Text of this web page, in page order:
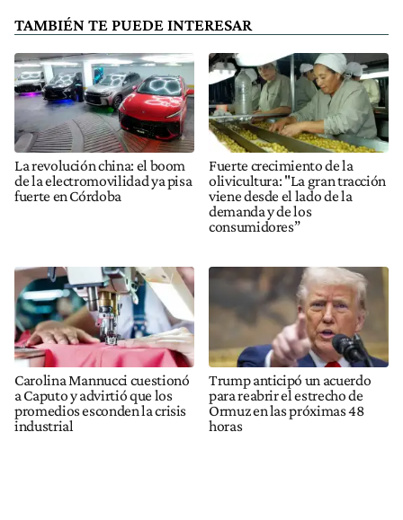
TAMBIÉN TE PUEDE INTERESAR
La revolución china: el boom
de la electromovilidad ya pisa
fuerte en Córdoba
Fuerte crecimiento de la
olivicultura: "La gran tracción
viene desde el lado de la
demanda y de los
consumidores”
Carolina Mannucci cuestionó
a Caputo y advirtió que los
promedios esconden la crisis
industrial
Trump anticipó un acuerdo
para reabrir el estrecho de
Ormuz en las próximas 48
horas